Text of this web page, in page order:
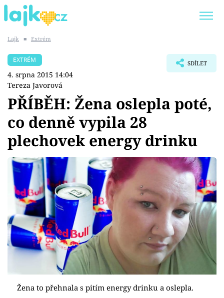
SHOPAHOLICADEL
Témata
Showbyznys
Youtubeři
Virály
Sex a vztahy
Videa
Sledujte prima+
Lajk ■ Extrém
EXTRÉM
4. srpna 2015 14:04
Tereza Javorová
SDÍLET
PŘÍBĚH: Žena oslepla poté,
co denně vypila 28
plechovek energy drinku
Žena to přehnala s pitím energy drinku a oslepla.